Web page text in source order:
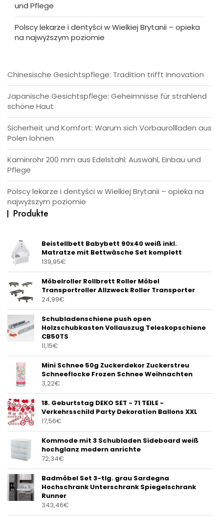
und Pflege
Polscy lekarze i dentyści w Wielkiej Brytanii – opieka
na najwyższym poziomie
Chinesische Gesichtspflege: Tradition trifft Innovation
Japanische Gesichtspflege: Geheimnisse für strahlend
schöne Haut
Sicherheit und Komfort: Warum sich Vorbaurollladen aus
Polen lohnen
Kaminrohr 200 mm aus Edelstahl: Auswahl, Einbau und
Pflege
Polscy lekarze i dentyści w Wielkiej Brytanii – opieka na
najwyższym poziomie
Produkte
Beistellbett Babybett 90x40 weiß inkl.
Matratze mit Bettwäsche Set komplett
139,95€
Möbelroller Rollbrett Roller Möbel
Transportroller Allzweck Roller Transporter
24,99€
Schubladenschiene push open
Holzschubkasten Vollauszug Teleskopschiene
CB50TS
11,15€
Mini Schnee 50g Zuckerdekor Zuckerstreu
Schneeflocke Frozen Schnee Weihnachten
3,22€
18. Geburtstag DEKO SET - 71 TEILE -
Verkehrsschild Party Dekoration Ballons XXL
17,56€
Kommode mit 3 Schubladen Sideboard weiß
hochglanz modern anrichte
72,34€
Badmöbel Set 3-tlg. grau Sardegna
Hochschrank Unterschrank Spiegelschrank
Runner
343,46€